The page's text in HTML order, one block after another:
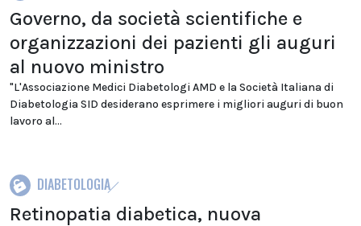
Governo, da società scientifiche e
organizzazioni dei pazienti gli auguri
al nuovo ministro
"L'Associazione Medici Diabetologi AMD e la Società Italiana di
Diabetologia SID desiderano esprimere i migliori auguri di buon
lavoro al...
DIABETOLOGIA
Retinopatia diabetica, nuova